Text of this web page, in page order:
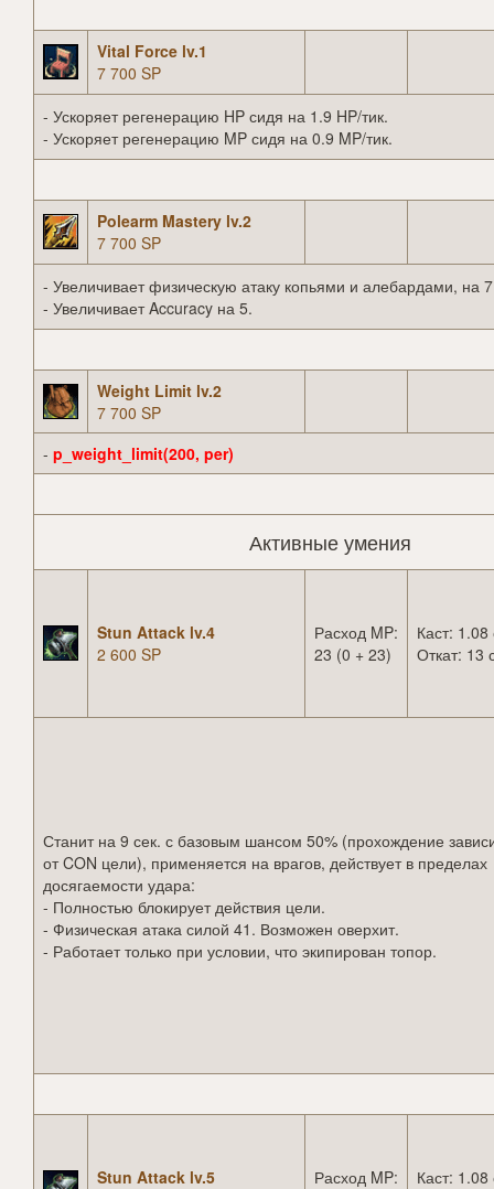
Vital Force lv.1
7 700 SP
- Ускоряет регенерацию HP сидя на 1.9 HP/тик.
- Ускоряет регенерацию MP сидя на 0.9 MP/тик.
Polearm Mastery lv.2
7 700 SP
- Увеличивает физическую атаку копьями и алебардами, на
- Увеличивает Accuracy на 5.
Weight Limit lv.2
7 700 SP
- p_weight_limit(200, per)
Активные умения
Stun Attack lv.4
2 600 SP
Расход MP:
23 (0 + 23)
Каст: 1.08
Откат: 13
Станит на 9 сек. с базовым шансом 50% (прохождение
от CON цели), применяется на врагов, действует в пределах
досягаемости удара:
- Полностью блокирует действия цели.
- Физическая атака силой 41. Возможен оверхит.
- Работает только при условии, что экипирован топор.
Stun Attack lv.5
Расход MP:
Каст: 1.08